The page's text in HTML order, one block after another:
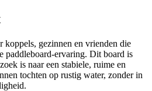
koppels, gezinnen en vrienden die
paddleboard-ervaring. Dit board is
is naar een stabiele, ruime en
tochten op rustig water, zonder in